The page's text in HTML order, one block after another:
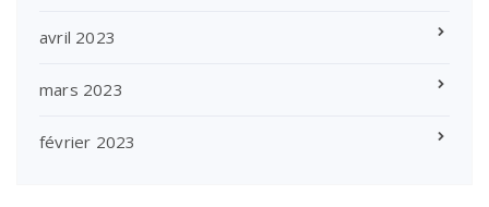
avril 2023
mars 2023
février 2023